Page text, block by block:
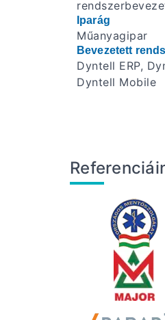
Iparág
Műanyagipar
Bevezetett
Dyntell ERP,
Dyntell Mobile